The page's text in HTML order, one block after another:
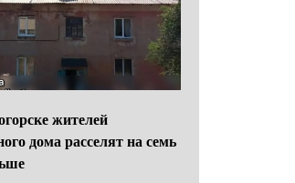
жителей
дома расселят на семь